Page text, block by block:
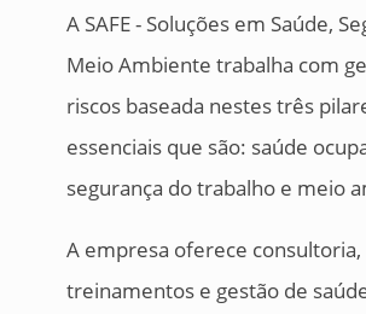
A SAFE - Soluções em Saúde,
Meio Ambiente trabalha com
riscos baseada nestes três
essenciais que são: saúde
segurança do trabalho e meio
A empresa oferece consultoria,
treinamentos e gestão de